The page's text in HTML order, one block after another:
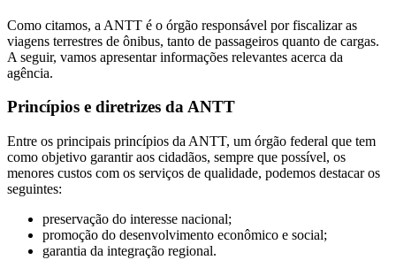
Como citamos, a ANTT é o órgão responsável por fiscalizar as
viagens terrestres de ônibus, tanto de passageiros quanto de cargas.
A seguir, vamos apresentar informações relevantes acerca da
agência.
Princípios e diretrizes da ANTT
Entre os principais princípios da ANTT, um órgão federal que tem
como objetivo garantir aos cidadãos, sempre que possível, os
menores custos com os serviços de qualidade, podemos destacar os
seguintes:
preservação do interesse nacional;
promoção do desenvolvimento econômico e social;
garantia da integração regional.